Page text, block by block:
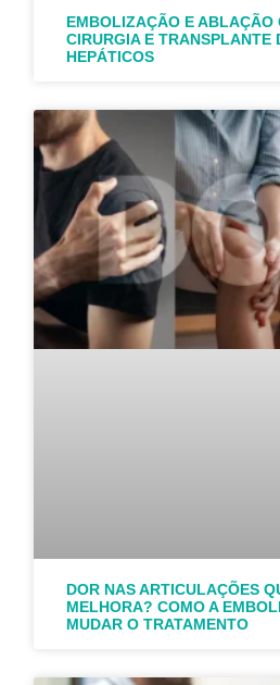
EMBOLIZAÇÃO E ABLAÇÃO
CIRURGIA E TRANSPLANTE
HEPÁTICOS
DOR NAS ARTICULAÇÕES
MELHORA? COMO A
MUDAR O TRATAMENTO